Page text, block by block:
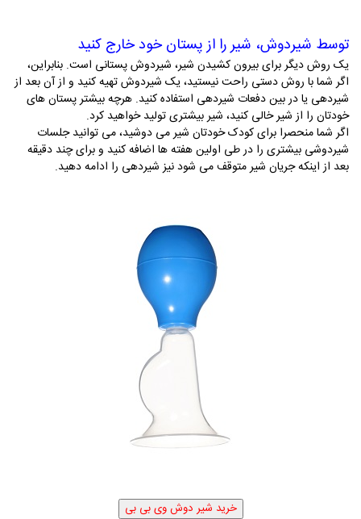
توسط شیردوش، شیر را از پستان خود خارج کنید
یک روش دیگر برای بیرون کشیدن شیر، شیردوش پستانی است. بنابراین،
اگر شما با روش دستی راحت نیستید، یک شیردوش تهیه کنید و از آن بعد از
شیردهی یا در بین دفعات شیردهی استفاده کنید. هرچه بیشتر پستان­ های
خودتان را از شیر خالی کنید، شیر بیشتری تولید خواهید کرد.
اگر شما منحصرا برای کودک خودتان شیر می­ دوشید، می­ توانید جلسات
شیردوشی بیشتری را در طی اولین هفته­ ها اضافه کنید و برای چند دقیقه
بعد از اینکه جریان شیر متوقف می­ شود نیز شیردهی را ادامه دهید.